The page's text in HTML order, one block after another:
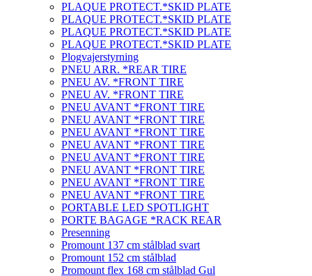
PLAQUE PROTECT.*SKID PLATE
PLAQUE PROTECT.*SKID PLATE
PLAQUE PROTECT.*SKID PLATE
PLAQUE PROTECT.*SKID PLATE
Plogvajerstyrning
PNEU ARR. *REAR TIRE
PNEU AV. *FRONT TIRE
PNEU AV. *FRONT TIRE
PNEU AVANT *FRONT TIRE
PNEU AVANT *FRONT TIRE
PNEU AVANT *FRONT TIRE
PNEU AVANT *FRONT TIRE
PNEU AVANT *FRONT TIRE
PNEU AVANT *FRONT TIRE
PNEU AVANT *FRONT TIRE
PNEU AVANT *FRONT TIRE
PORTABLE LED SPOTLIGHT
PORTE BAGAGE *RACK REAR
Presenning
Promount 137 cm stålblad svart
Promount 152 cm stålblad
Promount flex 168 cm stålblad Gul